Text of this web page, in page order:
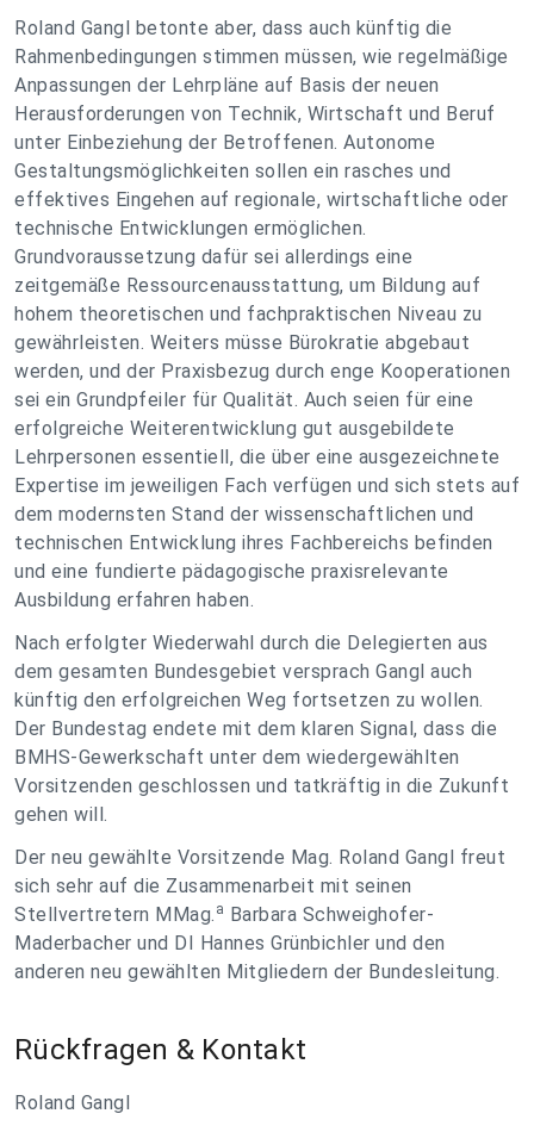
Roland Gangl betonte aber, dass auch künftig die
Rahmenbedingungen stimmen müssen, wie regelmäßige
Anpassungen der Lehrpläne auf Basis der neuen
Herausforderungen von Technik, Wirtschaft und Beruf
unter Einbeziehung der Betroffenen. Autonome
Gestaltungsmöglichkeiten sollen ein rasches und
effektives Eingehen auf regionale, wirtschaftliche oder
technische Entwicklungen ermöglichen.
Grundvoraussetzung dafür sei allerdings eine
zeitgemäße Ressourcenausstattung, um Bildung auf
hohem theoretischen und fachpraktischen Niveau zu
gewährleisten. Weiters müsse Bürokratie abgebaut
werden, und der Praxisbezug durch enge Kooperationen
sei ein Grundpfeiler für Qualität. Auch seien für eine
erfolgreiche Weiterentwicklung gut ausgebildete
Lehrpersonen essentiell, die über eine ausgezeichnete
Expertise im jeweiligen Fach verfügen und sich stets auf
dem modernsten Stand der wissenschaftlichen und
technischen Entwicklung ihres Fachbereichs befinden
und eine fundierte pädagogische praxisrelevante
Ausbildung erfahren haben.
Nach erfolgter Wiederwahl durch die Delegierten aus
dem gesamten Bundesgebiet versprach Gangl auch
künftig den erfolgreichen Weg fortsetzen zu wollen.
Der Bundestag endete mit dem klaren Signal, dass die
BMHS-Gewerkschaft unter dem wiedergewählten
Vorsitzenden geschlossen und tatkräftig in die Zukunft
gehen will.
Der neu gewählte Vorsitzende Mag. Roland Gangl freut
sich sehr auf die Zusammenarbeit mit seinen
Stellvertretern MMag. a Barbara Schweighofer-
Maderbacher und DI Hannes Grünbichler und den
anderen neu gewählten Mitgliedern der Bundesleitung.
Rückfragen & Kontakt
Roland Gangl